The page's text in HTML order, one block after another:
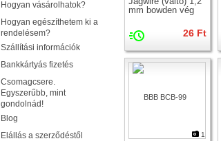
Hogyan vásárolhatok?
Hogyan egészíthetem ki a
rendelésem?
Szállítási információk
Bankkártyás fizetés
Csomagcsere.
Egyszerűbb, mint
gondolnád!
Blog
Elállás a szerződéstől
mm bowden vég
26 Ft
1